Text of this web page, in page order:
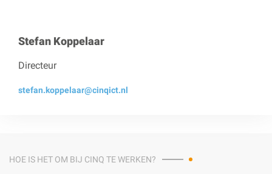
Stefan Koppelaar
Directeur
stefan.koppelaar@cinqict.nl
HOE IS HET OM BIJ CINQ TE WERKEN?